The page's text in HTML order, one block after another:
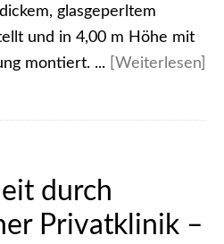
glasgeperltem
und in 4,00 m Höhe mit
montiert. ...
[Weiterlesen]
durch
Privatklinik –